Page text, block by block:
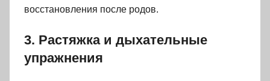
восстановления после родов.
3. Растяжка и дыхательные
упражнения